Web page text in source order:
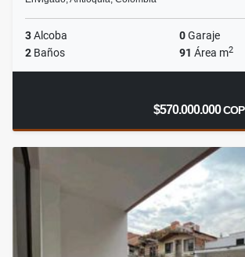
3Alcoba 0Garaje
2 Baños 91 Área m2
$570.000.000COP